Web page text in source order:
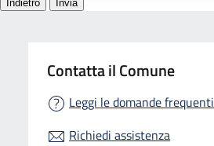
Contatta il Comune
Leggi le domande frequenti
Richiedi assistenza